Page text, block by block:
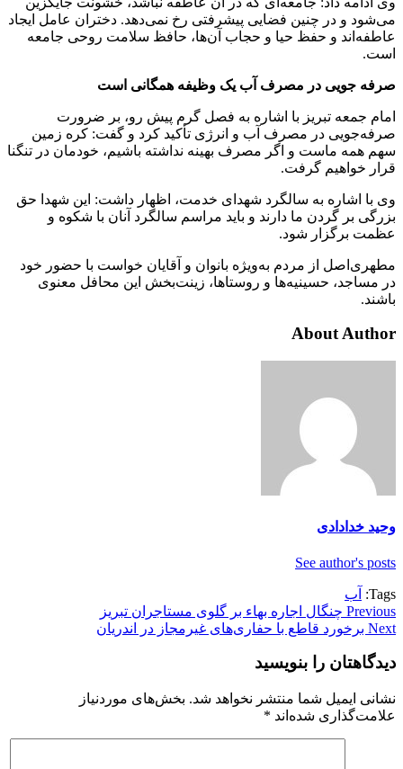
می‌شود و در چنین فضایی پیشرفتی رخ نمی‌دهد. دختران عامل ایجاد
عاطفه‌اند و حفظ حیا و حجاب آن‌ها، حافظ سلامت روحی جامعه
است.
صرفه جویی در مصرف آب یک وظیفه همگانی است
امام جمعه تبریز با اشاره به فصل گرم پیش رو، بر ضرورت
صرفه‌جویی در مصرف آب و انرژی تأکید کرد و گفت: کره زمین
سهم همه ماست و اگر مصرف بهینه نداشته باشیم، خودمان در تنگنا
قرار خواهیم گرفت.
وی با اشاره به سالگرد شهدای خدمت، اظهار داشت: این شهدا حق
بزرگی بر گردن ما دارند و باید مراسم سالگرد آنان با شکوه و
عظمت برگزار شود.
مطهری‌اصل از مردم به‌ویژه بانوان و آقایان خواست با حضور خود
در مساجد، حسینیه‌ها و روستاها، زینت‌بخش این محافل معنوی
باشند.
About Author
وحید خدادادی
See author's posts
Tags:
آب
Previous چنگال اجاره بهاء بر گلوی مستاجران تبریز
Next برخورد قاطع با حفاری‌های غیرمجاز در اندریان
دیدگاهتان را بنویسید
نشانی ایمیل شما منتشر نخواهد شد. بخش‌های موردنیاز
علامت‌گذاری شده‌اند *